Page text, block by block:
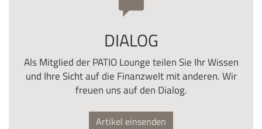
DIALOG
Als Mitglied der PATIO Lounge teilen Sie Ihr Wissen
und Ihre Sicht auf die Finanzwelt mit anderen. Wir
freuen uns auf den Dialog.
Artikel einsenden